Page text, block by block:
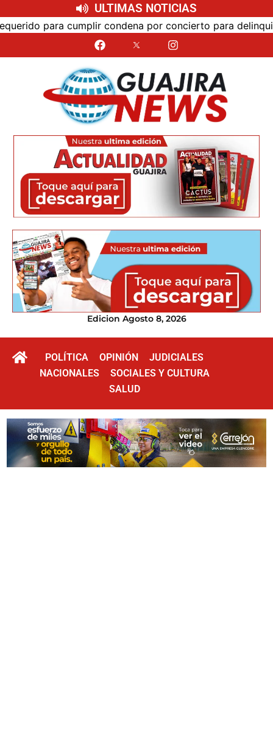
ULTIMAS NOTICIAS
para cumplir condena por concierto para delinquir y
Edicion Agosto 8, 2026
POLÍTICA OPINIÓN
JUDICIALES
NACIONALES
SOCIALES Y CULTURA
SALUD